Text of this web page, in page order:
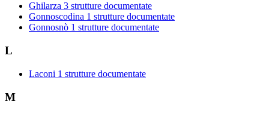
Ghilarza 3 strutture documentate
Gonnoscodina 1 strutture documentate
Gonnosnò 1 strutture documentate
L
Laconi 1 strutture documentate
M